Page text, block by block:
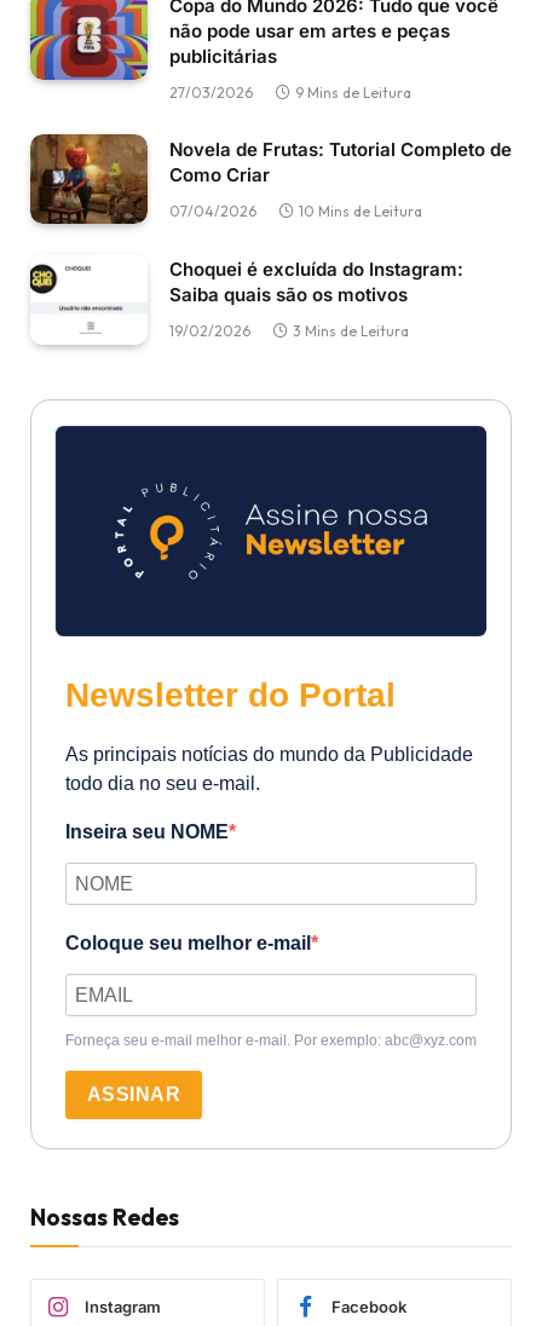
Copa do Mundo 2026: Tudo que você
não pode usar em artes e peças
publicitárias
27/03/2026 9 Mins de Leitura
Novela de Frutas: Tutorial Completo de
Como Criar
07/04/2026 10 Mins de Leitura
Choquei é excluída do Instagram:
Saiba quais são os motivos
19/02/2026 3 Mins de Leitura
Newsletter do Portal
As principais notícias do mundo da Publicidade
todo dia no seu e-mail.
Inseira seu NOME
Coloque seu melhor e-mail
Forneça seu e-mail melhor e-mail. Por exemplo: abc@xyz.com
ASSINAR
Nossas Redes
Instagram Facebook